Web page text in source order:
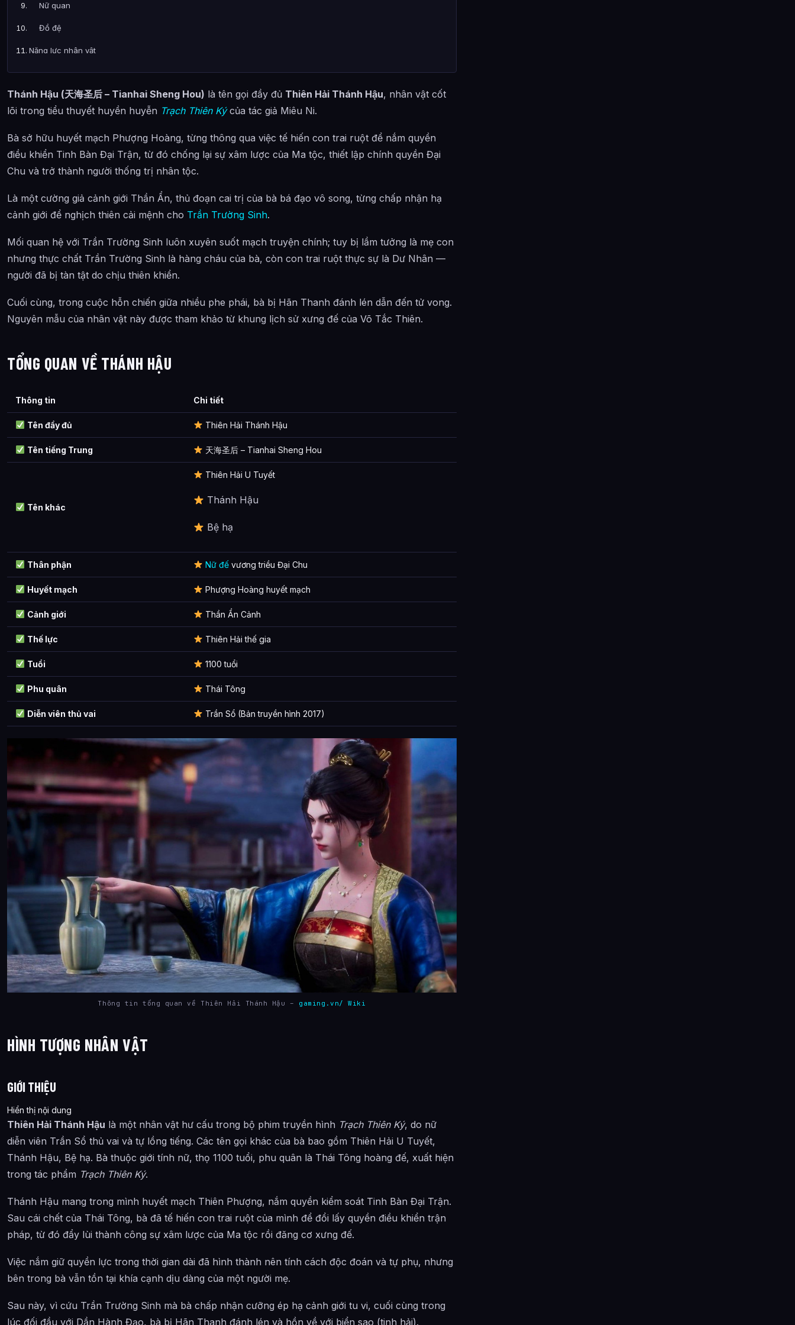
Nữ quan
Đồ đệ
Năng lực nhân vật
Quá trình thống trị
Kinh lịch nhân sinh
Hình tượng phim ảnh
Những tranh cãi xoay quanh thiết lập
Diễn viên thủ vai trong bản truyền hình
Bài Viết Liên Quan
Thánh Hậu là ai?
Cảnh giới tu luyện của Thánh Hậu như thế nào?
Thánh Hậu xuất hiện trong tác phẩm nào?
Các mối quan hệ quan trọng của Thánh Hậu là gì?
Thánh Hậu (天海圣后 – Tianhai Sheng Hou) là tên gọi đầy đủ Thiên Hải Thánh Hậu, nhân vật cốt
lõi trong tiểu thuyết huyền huyễn Trạch Thiên Kýcủa tác giả Miêu Ni.
Bà sở hữu huyết mạch Phượng Hoàng, từng thông qua việc tế hiến con trai ruột để nắm quyền
điều khiển Tinh Bàn Đại Trận, từ đó chống lại sự xâm lược của Ma tộc, thiết lập chính quyền Đại
Chu và trở thành người thống trị nhân tộc.
Là một cường giả cảnh giới Thần Ẩn, thủ đoạn cai trị của bà bá đạo vô song, từng chấp nhận hạ
cảnh giới để nghịch thiên cải mệnh cho Trần Trường Sinh.
Mối quan hệ với Trần Trường Sinh luôn xuyên suốt mạch truyện chính; tuy bị lầm tưởng là mẹ con
nhưng thực chất Trần Trường Sinh là hàng cháu của bà, còn con trai ruột thực sự là Dư Nhân —
người đã bị tàn tật do chịu thiên khiển.
Cuối cùng, trong cuộc hỗn chiến giữa nhiều phe phái, bà bị Hãn Thanh đánh lén dẫn đến tử vong.
Nguyên mẫu của nhân vật này được tham khảo từ khung lịch sử xưng đế của Võ Tắc Thiên.
TỔNG QUAN VỀ THÁNH HẬU
Thông tin Chi tiết
Tên đầy đủ Thiên Hải Thánh Hậu
Tên tiếng Trung 天海圣后 – Tianhai Sheng Hou
Tên khác
Thiên Hải U Tuyết
Thánh Hậu
Bệ hạ
Thân phận Nữ đếvương triều Đại Chu
Huyết mạch Phượng Hoàng huyết mạch
Cảnh giới Thần Ẩn Cảnh
Thế lực Thiên Hải thế gia
Tuổi 1100 tuổi
Phu quân Thái Tông
Diễn viên thủ vai Trần Sổ (Bản truyền hình 2017)
Thông tin tổng quan về Thiên Hải Thánh Hậu – gaming.vn/ Wiki
HÌNH TƯỢNG NHÂN VẬT
GIỚI THIỆU
Hiển thị nội dung
Thiên Hải Thánh Hậu là một nhân vật hư cấu trong bộ phim truyền hình Trạch Thiên Ký, do nữ
diễn viên Trần Sổ thủ vai và tự lồng tiếng. Các tên gọi khác của bà bao gồm Thiên Hải U Tuyết,
Thánh Hậu, Bệ hạ. Bà thuộc giới tính nữ, thọ 1100 tuổi, phu quân là Thái Tông hoàng đế, xuất hiện
trong tác phẩm Trạch Thiên Ký.
Thánh Hậu mang trong mình huyết mạch Thiên Phượng, nắm quyền kiểm soát Tinh Bàn Đại Trận.
Sau cái chết của Thái Tông, bà đã tế hiến con trai ruột của mình để đổi lấy quyền điều khiển trận
pháp, từ đó đẩy lùi thành công sự xâm lược của Ma tộc rồi đăng cơ xưng đế.
Việc nắm giữ quyền lực trong thời gian dài đã hình thành nên tính cách độc đoán và tự phụ, nhưng
bên trong bà vẫn tồn tại khía cạnh dịu dàng của một người mẹ.
Sau này, vì cứu Trần Trường Sinh mà bà chấp nhận cưỡng ép hạ cảnh giới tu vi, cuối cùng trong
lúc đối đầu với Dần Hành Đạo, bà bị Hãn Thanh đánh lén và hồn về với biển sao (tinh hải).